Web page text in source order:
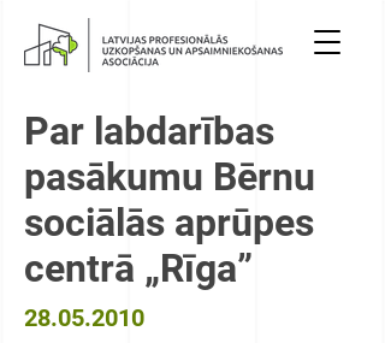
Par labdarības
pasākumu Bērnu
sociālās aprūpes
centrā „Rīga”
28.05.2010